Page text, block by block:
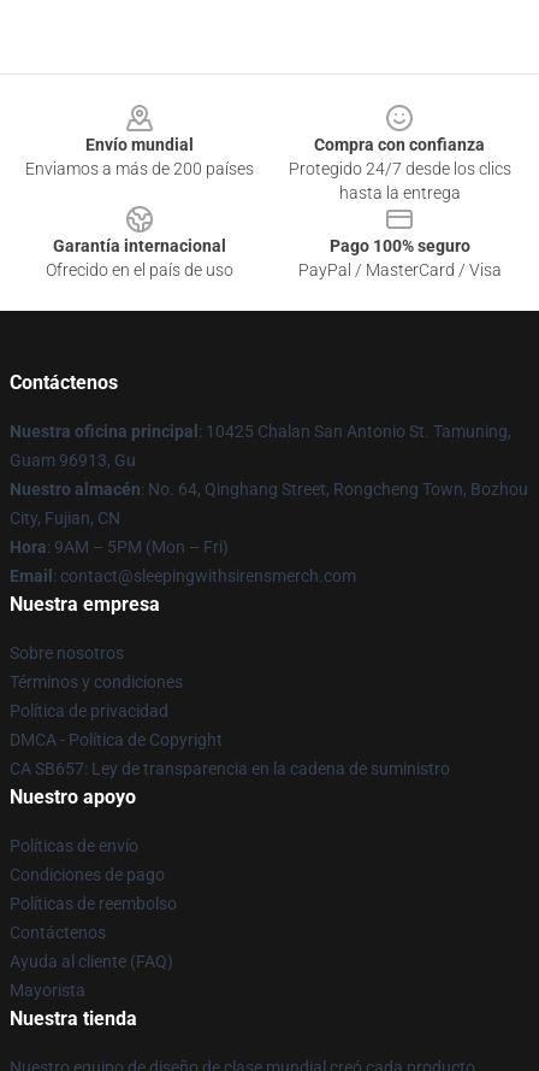
Envío mundial
Enviamos a más de 200 países
Compra con confianza
Protegido 24/7 desde los clics
hasta la entrega
Garantía internacional
Ofrecido en el país de uso
Pago 100% seguro
PayPal / MasterCard / Visa
Contáctenos
Nuestra oficina principal : 10425 Chalan San Antonio St. Tamuning,
Guam 96913, Gu
Nuestro almacén: No. 64, Qinghang Street, Rongcheng Town, Bozhou
City, Fujian, CN
Hora: 9AM – 5PM (Mon – Fri)
Email : contact@sleepingwithsirensmerch.com
Nuestra empresa
Sobre nosotros
Términos y condiciones
Política de privacidad
DMCA - Política de Copyright
CA SB657: Ley de transparencia en la cadena de suministro
Nuestro apoyo
Políticas de envío
Condiciones de pago
Políticas de reembolso
Contáctenos
Ayuda al cliente (FAQ)
Mayorista
Nuestra tienda